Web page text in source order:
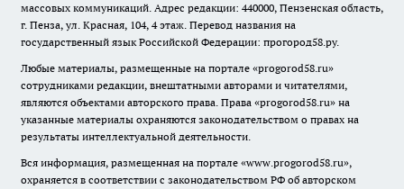
массовых коммуникаций. Адрес редакции: 440000, Пензенская область,
г. Пенза, ул. Красная, 104, 4 этаж. Перевод названия на
государственный язык Российской Федерации: прогород58.ру.
Любые материалы, размещенные на портале «progorod58.ru»
сотрудниками редакции, внештатными авторами и читателями,
являются объектами авторского права. Права «progorod58.ru» на
указанные материалы охраняются законодательством о правах на
результаты интеллектуальной деятельности.
Вся информация, размещенная на портале «www.progorod58.ru»,
охраняется в соответствии с законодательством РФ об авторском